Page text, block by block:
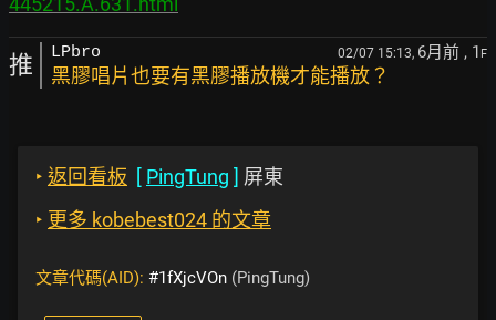
推 LPbro 02/07 15:13, 6月前 , 1 F
黑膠唱片也要有黑膠播放機才能播放？
‣ 返回看板 [ PingTung ] 屏東
‣ 更多 kobebest024 的文章
文章代碼(AID): #1fXjcVOn (PingTung)